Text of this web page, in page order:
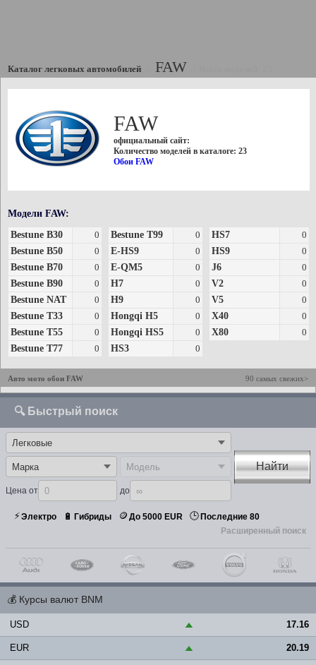
Каталог легковых автомобилей FAW
FAW
официальный сайт:
Количество моделей в каталоге: 23
Обои FAW
Модели FAW:
Bestune B30
0
Bestune B50
0
Bestune B70
0
Bestune B90
0
Bestune NAT
0
Bestune T33
0
Bestune T55
0
Bestune T77
0
Bestune T99
0
E-HS9
0
E-QM5
0
H7
0
H9
0
Hongqi H5
0
Hongqi HS5
0
HS3
0
HS7
0
HS9
0
J6
0
V2
0
V5
0
X40
0
X80
0
Авто мото обои FAW 90 самых свежих>
🔍 Быстрый поиск
Цена от до
Найти
⚡Электро 🔋 Гибриды 🪙 До 5000 EUR 🕒 Последние 80
Расширенный поиск
💰 Курсы валют BNM
USD ▲ 17.16
EUR ▲ 20.19